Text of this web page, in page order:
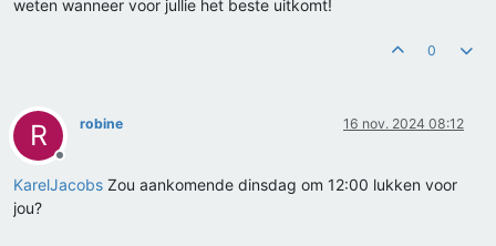
weten wanneer voor jullie het beste uitkomt!
0
R
Offline
robine 16 nov. 2024 08:12
KarelJacobs Zou aankomende dinsdag om 12:00 lukken voor
jou?